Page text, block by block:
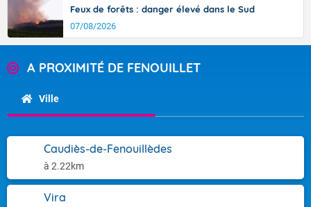
Feux de forêts : danger élevé dans le Sud
07/08/2026
A PROXIMITÉ DE FENOUILLET
Ville
Caudiès-de-Fenouillèdes
à 2.22km
Vira